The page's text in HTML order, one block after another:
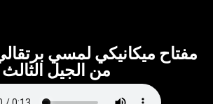
من الجيل الثالث